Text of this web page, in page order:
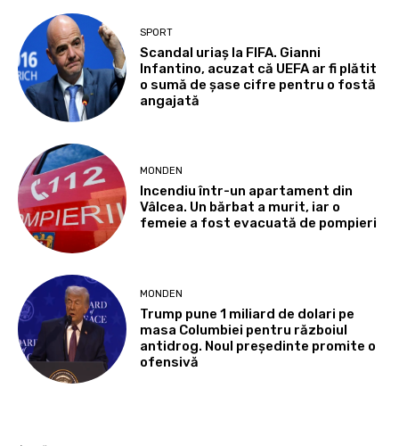
SPORT
Scandal uriaș la FIFA. Gianni
Infantino, acuzat că UEFA ar fi plătit
o sumă de șase cifre pentru o fostă
angajată
MONDEN
Incendiu într-un apartament din
Vâlcea. Un bărbat a murit, iar o
femeie a fost evacuată de pompieri
MONDEN
Trump pune 1 miliard de dolari pe
masa Columbiei pentru războiul
antidrog. Noul președinte promite o
ofensivă